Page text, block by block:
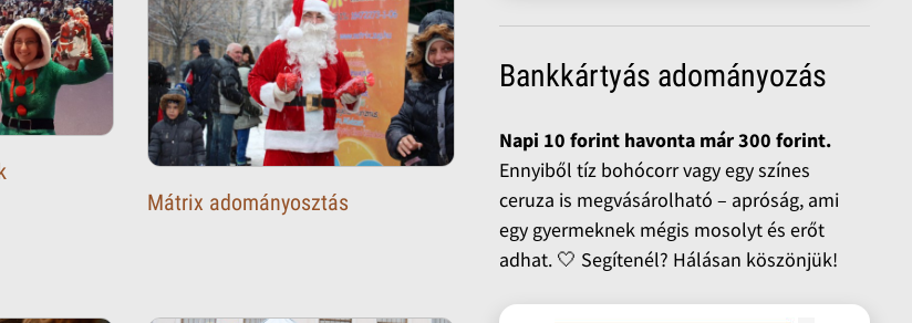
Mátrix adományosztás
Bankkártyás adományozás
Napi 10 forint havonta már 300 forint.
Ennyiből tíz bohócorr vagy egy színes
ceruza is megvásárolható – apróság, ami
egy gyermeknek mégis mosolyt és erőt
adhat. 🤍 Segítenél? Hálásan köszönjük!